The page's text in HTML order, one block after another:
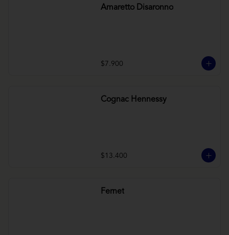
Amaretto Disaronno
$7.900
Cognac Hennessy
$13.400
Fernet